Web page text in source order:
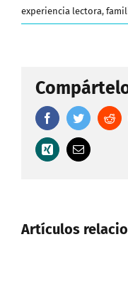
experiencia lectora,
FacebookTwitter
Xing
Correo
electrónico
Artículos